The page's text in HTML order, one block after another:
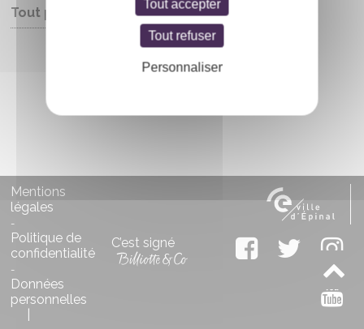
Tout public
Entrée libre
Mentions
légales
-
Politique de
confidentialité
-
Données
personnelles
C’est signé
Tout accepter
Tout refuser
Personnaliser